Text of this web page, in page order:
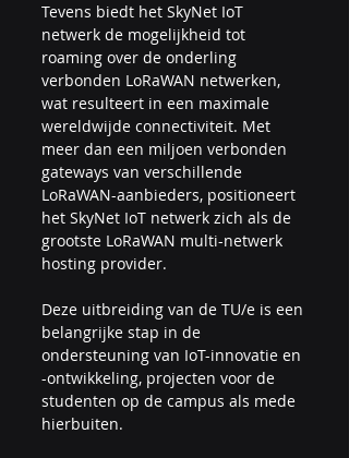
Tevens biedt het SkyNet IoT
netwerk de mogelijkheid tot
roaming over de onderling
verbonden LoRaWAN netwerken,
wat resulteert in een maximale
wereldwijde connectiviteit. Met
meer dan een miljoen verbonden
gateways van verschillende
LoRaWAN-aanbieders, positioneert
het SkyNet IoT netwerk zich als de
grootste LoRaWAN multi-netwerk
hosting provider.
Deze uitbreiding van de TU/e is een
belangrijke stap in de
ondersteuning van IoT-innovatie en
-ontwikkeling, projecten voor de
studenten op de campus als mede
hierbuiten.